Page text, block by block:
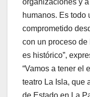
organizaciones y
humanos. Es todo
comprometido
con un proceso
es histórico”,
“Vamos a tener el
teatro La Isla, que